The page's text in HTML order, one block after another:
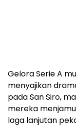
Gelora Serie A
menyajikan
pada San Siro,
mereka
laga lanjutan